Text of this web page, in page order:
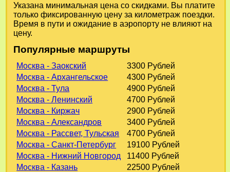
Указана минимальная цена со скидками. Вы платите
только фиксированную цену за километраж поездки.
Время в пути и ожидание в аэропорту не влияют на
цену.
Популярные маршруты
Москва - Заокский
3300 Рублей
Москва - Архангельское
4300 Рублей
Москва - Тула
4900 Рублей
Москва - Ленинский
4700 Рублей
Москва - Киржач
2900 Рублей
Москва - Александров
3400 Рублей
Москва - Рассвет, Тульская
4700 Рублей
Москва - Санкт-Петербург
19100 Рублей
Москва - Нижний Новгород
11400 Рублей
Москва - Казань
22500 Рублей